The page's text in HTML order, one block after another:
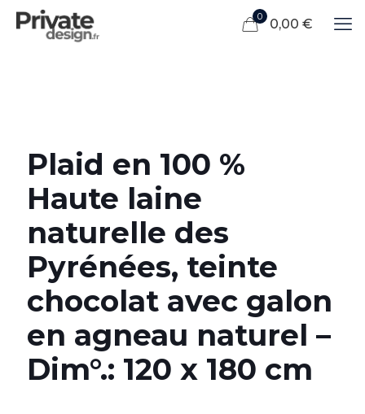
0 0,00 €
Plaid en 100 %
Haute laine
naturelle des
Pyrénées, teinte
chocolat avec galon
en agneau naturel –
Dim°.: 120 x 180 cm